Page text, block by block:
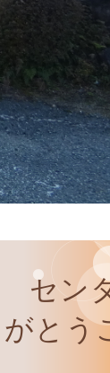
セン
とう